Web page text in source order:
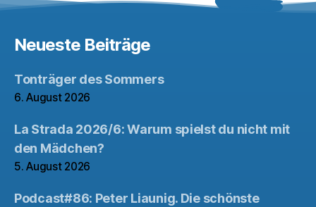
Neueste Beiträge
Tonträger des Sommers
6. August 2026
La Strada 2026/6: Warum spielst du nicht mit
den Mädchen?
5. August 2026
Podcast#86: Peter Liaunig. Die schönste